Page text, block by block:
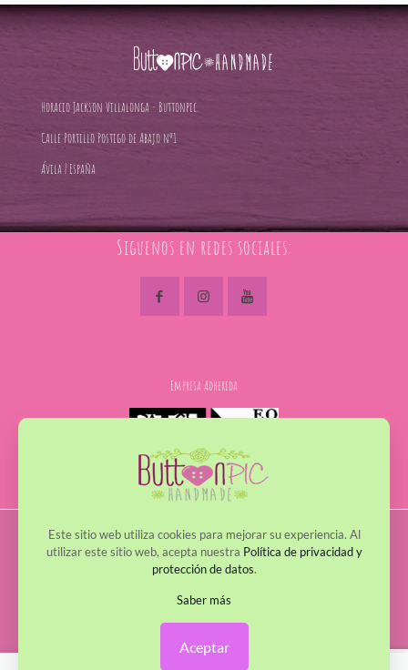
Horacio Jackson Villalonga - Buttonpic.
Calle Portillo Postigo de Abajo nº1
Ávila | España
Siguenos en redes sociales:
Empresa Adherida
© 2017 - 2022 ButtonPic. Todos los derechos reservados
Política de Privacidad
Política de Cookies
Este sitio web utiliza cookies para mejorar su experiencia. Al
utilizar este sitio web, acepta nuestra Política de privacidad y
protección de datos.
Saber más
Aceptar